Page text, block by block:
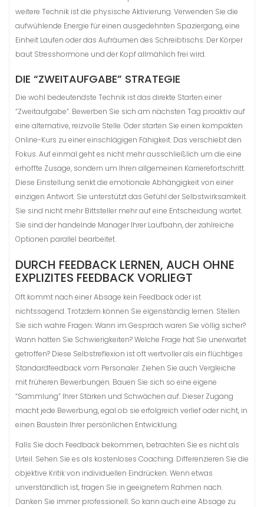
weitere Technik ist die physische Aktivierung. Verwenden Sie die
aufwühlende Energie für einen ausgedehnten Spaziergang, eine
Einheit Laufen oder das Aufräumen des Schreibtischs. Der Körper
baut Stresshormone und der Kopf allmählich frei wird.
DIE “ZWEITAUFGABE” STRATEGIE
Die wohl bedeutendste Technik ist das direkte Starten einer
“Zweitaufgabe”. Bewerben Sie sich am nächsten Tag proaktiv auf
eine alternative, reizvolle Stelle. Oder starten Sie einen kompakten
Online-Kurs zu einer einschlägigen Fähigkeit. Das verschiebt den
Fokus. Auf einmal geht es nicht mehr ausschließlich um die eine
erhoffte Zusage, sondern um Ihren allgemeinen Karrierefortschritt.
Diese Einstellung senkt die emotionale Abhängigkeit von einer
einzigen Antwort. Sie unterstützt das Gefühl der Selbstwirksamkeit.
Sie sind nicht mehr Bittsteller mehr auf eine Entscheidung wartet.
Sie sind der handelnde Manager Ihrer Laufbahn, der zahlreiche
Optionen parallel bearbeitet.
DURCH FEEDBACK LERNEN, AUCH OHNE
EXPLIZITES FEEDBACK VORLIEGT
Oft kommt nach einer Absage kein Feedback oder ist
nichtssagend. Trotzdem können Sie eigenständig lernen. Stellen
Sie sich wahre Fragen: Wann im Gespräch waren Sie völlig sicher?
Wann hatten Sie Schwierigkeiten? Welche Frage hat Sie unerwartet
getroffen? Diese Selbstreflexion ist oft wertvoller als ein flüchtiges
Standardfeedback vom Personaler. Ziehen Sie auch Vergleiche
mit früheren Bewerbungen. Bauen Sie sich so eine eigene
“Sammlung” Ihrer Stärken und Schwächen auf. Dieser Zugang
macht jede Bewerbung, egal ob sie erfolgreich verlief oder nicht, in
einen Baustein Ihrer persönlichen Entwicklung.
Falls Sie doch Feedback bekommen, betrachten Sie es nicht als
Urteil. Sehen Sie es als kostenloses Coaching. Differenzieren Sie die
objektive Kritik von individuellen Eindrücken. Wenn etwas
unverständlich ist, fragen Sie in geeignetem Rahmen nach.
Danken Sie immer professionell. So kann auch eine Absage zu